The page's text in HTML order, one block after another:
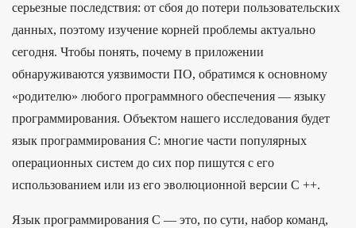
серьезные последствия: от сбоя до потери пользовательских
данных, поэтому изучение корней проблемы актуально
сегодня. Чтобы понять, почему в приложении
обнаруживаются уязвимости ПО, обратимся к основному
«родителю» любого программного обеспечения — языку
программирования. Объектом нашего исследования будет
язык программирования C: многие части популярных
операционных систем до сих пор пишутся с его
использованием или из его эволюционной версии C ++.
Язык программирования C — это, по сути, набор команд,